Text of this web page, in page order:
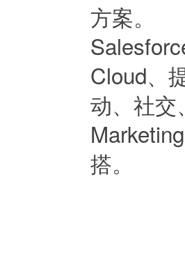
方案。
Cloud、
动、社交
搭。